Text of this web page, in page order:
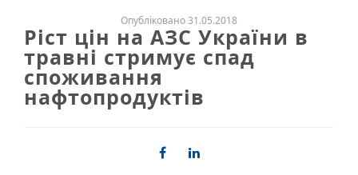
Опубліковано 31.05.2018
Ріст цін на АЗС України в
травні стримує спад
споживання
нафтопродуктів